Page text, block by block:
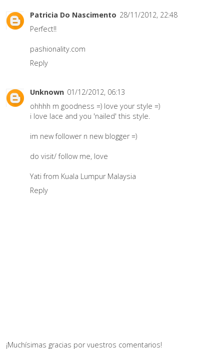
Patricia Do Nascimento 28/11/2012, 22:48
Perfect!!
pashionality.com
Reply
Unknown 01/12/2012, 06:13
ohhhh m goodness =) love your style =)
i love lace and you 'nailed' this style.
im new follower n new blogger =)
do visit/ follow me, love
Yati from Kuala Lumpur Malaysia
Reply
¡Muchísimas gracias por vuestros comentarios!